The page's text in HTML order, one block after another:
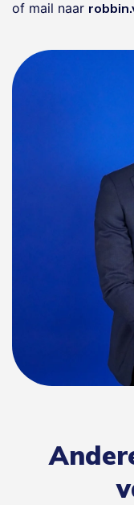
of mail naar